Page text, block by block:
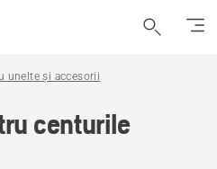
unelte și accesorii
centurile